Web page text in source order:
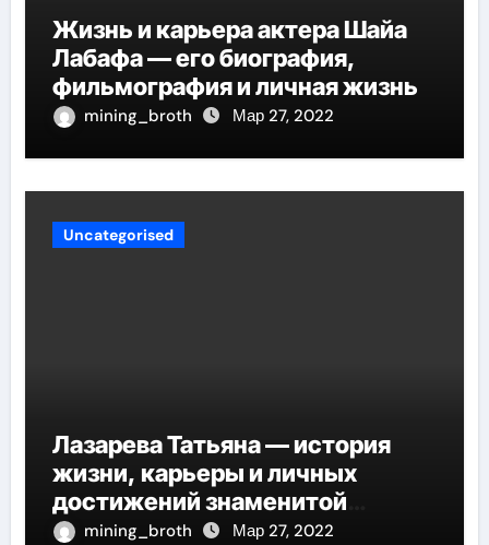
Жизнь и карьера актера Шайа
Лабафа — его биография,
фильмография и личная жизнь
mining_broth Мар 27, 2022
Uncategorised
Лазарева Татьяна — история
жизни, карьеры и личных
достижений знаменитой
актрисы, восходящей на олимп
mining_broth Мар 27, 2022